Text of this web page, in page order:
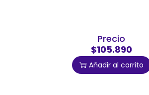
Precio
$105.890
Añadir al carrito